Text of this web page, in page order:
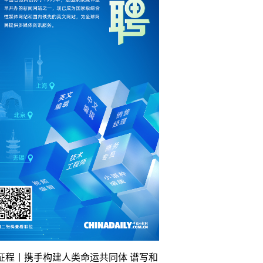
程丨携手构建人类命运共同体 谱写和